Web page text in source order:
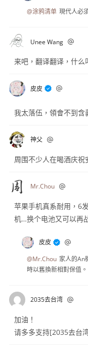
@涂鸦清单 現代人必
Unee Wang
来吧，翻译翻译，什么
皮皮
我太落伍，領會不到含
神父
周围不少人在喝酒庆祝
Mr.Chou
苹果手机真系耐用，6
机…换个电池又可以再
皮皮
@Mr.Chou 家人的An
時以舊換新相對保值。
2035去台湾
加油！
请多多支持[2035去台